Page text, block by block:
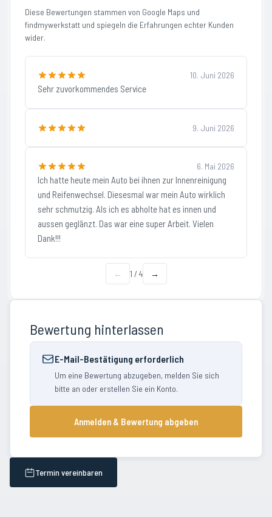
Diese Bewertungen stammen von Google Maps und
findmywerkstatt und spiegeln die Erfahrungen echter Kunden
wider.
10. Juni 2026
Sehr zuvorkommendes Service
9. Juni 2026
6. Mai 2026
Ich hatte heute mein Auto bei ihnen zur Innenreinigung
und Reifenwechsel. Diesesmal war mein Auto wirklich
sehr schmutzig. Als ich es abholte hat es innen und
aussen geglänzt. Das war eine super Arbeit. Vielen
Dank!!!
← 1 / 4 →
Bewertung hinterlassen
E-Mail-Bestätigung erforderlich
Um eine Bewertung abzugeben, melden Sie sich
bitte an oder erstellen Sie ein Konto.
Anmelden & Bewertung abgeben
Termin vereinbaren